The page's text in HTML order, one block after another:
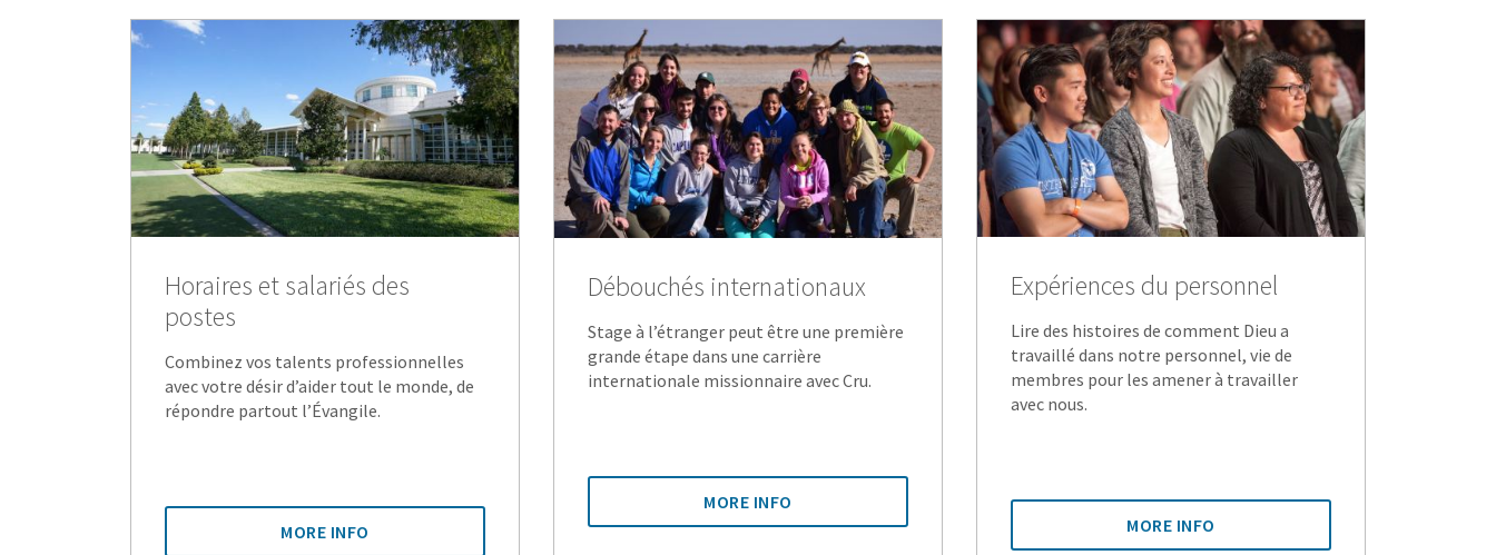
Horaires et salariés des
postes
Combinez vos talents professionnelles
avec votre désir d’aider tout le monde, de
répondre partout l’Évangile.
MORE INFO
Débouchés internationaux
Stage à l’étranger peut être une première
grande étape dans une carrière
internationale missionnaire avec Cru.
MORE INFO
Expériences du personnel
Lire des histoires de comment Dieu a
travaillé dans notre personnel, vie de
membres pour les amener à travailler
avec nous.
MORE INFO